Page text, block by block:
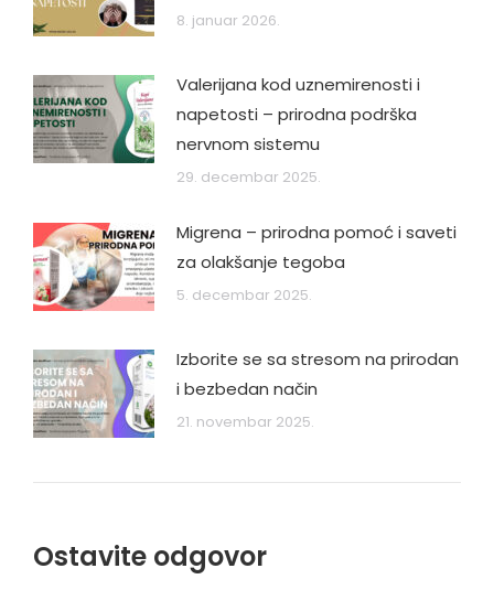
8. januar 2026.
Valerijana kod uznemirenosti i
napetosti – prirodna podrška
nervnom sistemu
29. decembar 2025.
Migrena – prirodna pomoć i saveti
za olakšanje tegoba
5. decembar 2025.
Izborite se sa stresom na prirodan
i bezbedan način
21. novembar 2025.
Ostavite odgovor